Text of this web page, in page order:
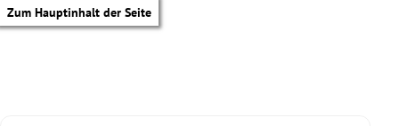
Zum Hauptinhalt der Seite